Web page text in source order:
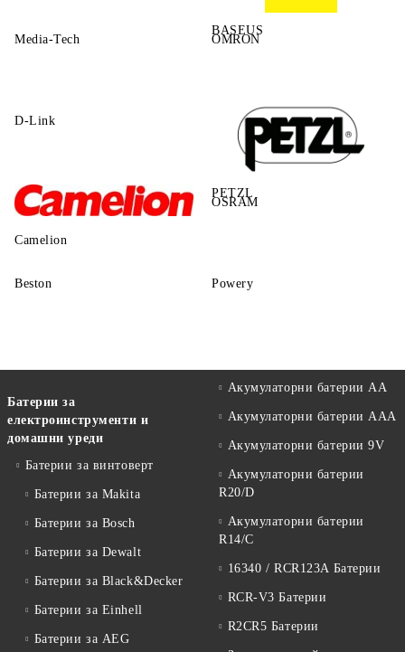
BASEUS
Media-Tech OMRON
D-Link
PETZL
Camelion
OSRAM
Beston Powery
Батерии за
електроинструменти и
домашни уреди
Батерии за винтоверт
Батерии за Makita
Батерии за Bosch
Батерии за Dewalt
Батерии за Black&Decker
Батерии за Einhell
Батерии за AEG
Акумулаторни батерии АА
Акумулаторни батерии AAA
Акумулаторни батерии 9V
Акумулаторни батерии
R20/D
Акумулаторни батерии
R14/C
16340 / RCR123A Батерии
RCR-V3 Батерии
R2CR5 Батерии